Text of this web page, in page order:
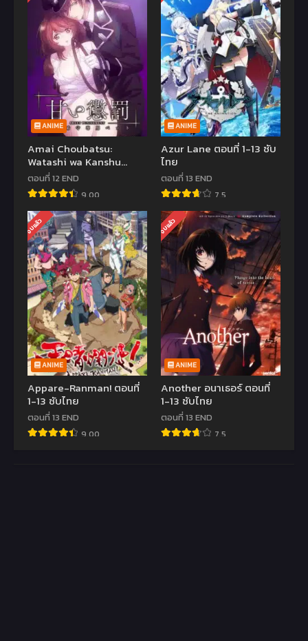
ANIME
Amai Choubatsu:
Watashi wa Kanshu
Senyou Pet
ตอนที่ 12 END
9.00
ANIME
Azur Lane ตอนที่ 1-13 ซับ
ไทย
ตอนที่ 13 END
7.5
จบแล้ว
ANIME
Appare-Ranman! ตอนที่
1-13 ซับไทย
ตอนที่ 13 END
9.00
จบแล้ว
ANIME
Another อนาเธอร์ ตอนที่
1-13 ซับไทย
ตอนที่ 13 END
7.5